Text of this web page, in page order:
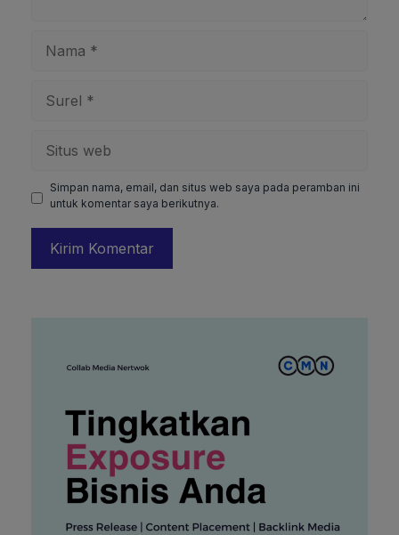
web
Simpan nama, email, dan situs web saya pada peramban ini
untuk komentar saya berikutnya.